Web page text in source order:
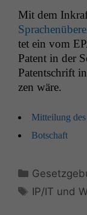
Mit dem
tet ein vom
Patent in der
Patentschrift
zen wäre.
Mit­teilung des
Botschaft
Kategorien
IP/IT und